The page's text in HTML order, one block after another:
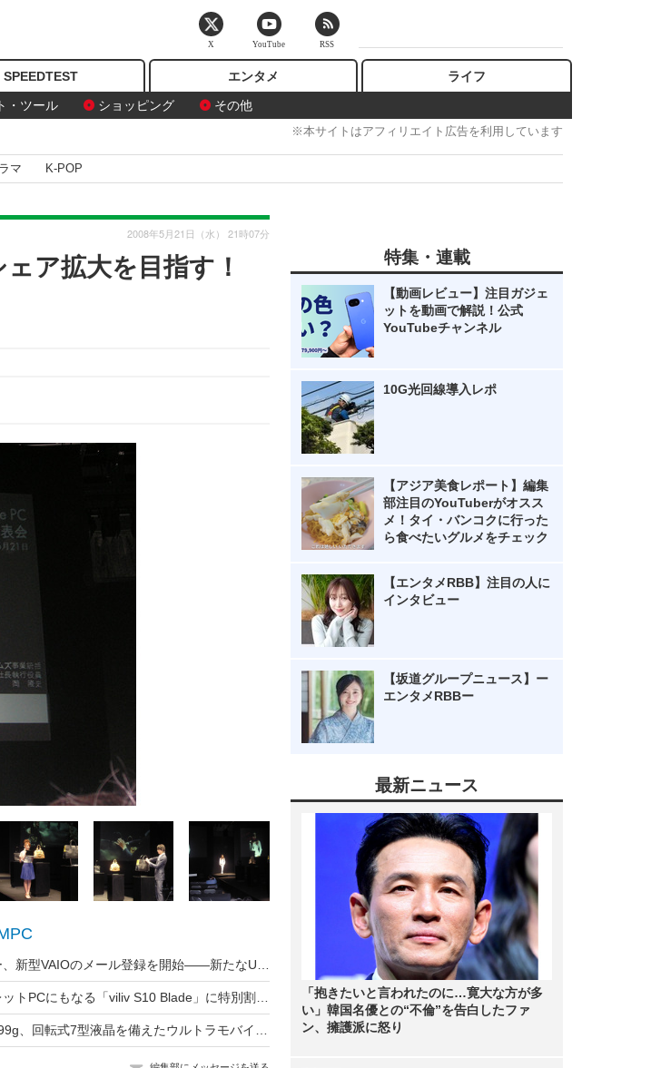
・ツール ショッピング その他
SPEEDTEST エンタメ ライフ
※本サイトはアフィリエイト広告を利用しています
マ K-POP
ア拡大を目指す！
2008年5月21日（水） 21時07分
特集・連載
【動画レビュー】注目ガジェ
ットを動画で解説！公式
YouTubeチャンネル
10G光回線導入レポ
【アジア美食レポート】編集
部注目のYouTuberがオスス
メ！タイ・バンコクに行った
ら食べたいグルメをチェック
【エンタメRBB】注目の人に
インタビュー
【坂道グループニュース】ー
エンタメRBBー
最新ニュース
「抱きたいと言われたのに…寛大な方が多
い」韓国名優との“不倫”を告白したファ
ン、擁護派に怒り
X YouTube RSS